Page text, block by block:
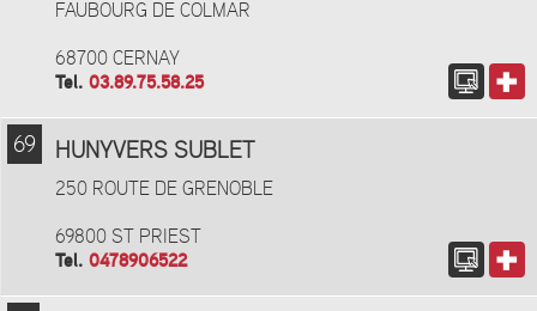
FAUBOURG DE COLMAR
68700 CERNAY
Tel. 03.89.75.58.25
69 HUNYVERS SUBLET
250 ROUTE DE GRENOBLE
69800 ST PRIEST
Tel. 0478906522